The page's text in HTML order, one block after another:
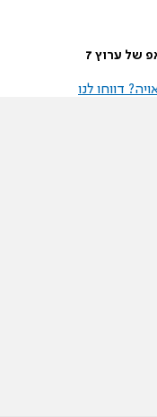
של ערוץ 7
דווחו לנו